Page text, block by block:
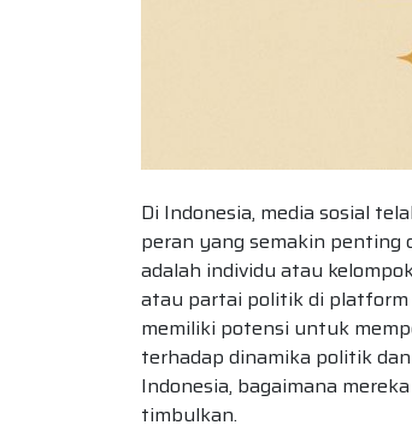
Di Indonesia, media sosial
peran yang semakin penting
adalah individu atau
atau partai politik di platform
memiliki potensi untuk
terhadap dinamika politik
Indonesia, bagaimana
timbulkan.